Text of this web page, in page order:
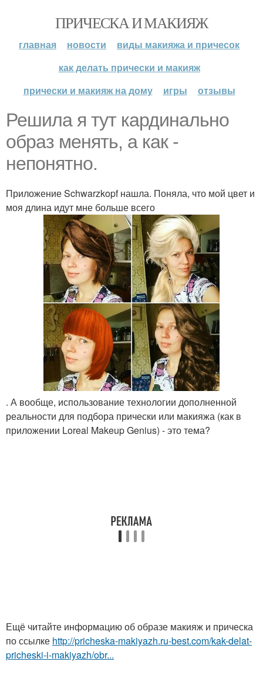
ПРИЧЕСКА И МАКИЯЖ
главная новости
виды макияжа и причесок
как делать прически и макияж
прически и макияж на дому
игры отзывы
Решила я тут кардинально
образ менять, а как -
непонятно.
Приложение Schwarzkopf нашла. Поняла, что мой цвет и
моя длина идут мне больше всего
. А вообще, использование технологии дополненной
реальности для подбора прически или макияжа (как в
приложении Loreal Makeup Genius) - это тема?
Ещё читайте информацию об образе макияж и прическа
по ссылке http://pricheska-makiyazh.ru-best.com/kak-delat-
pricheski-i-makiyazh/obr...